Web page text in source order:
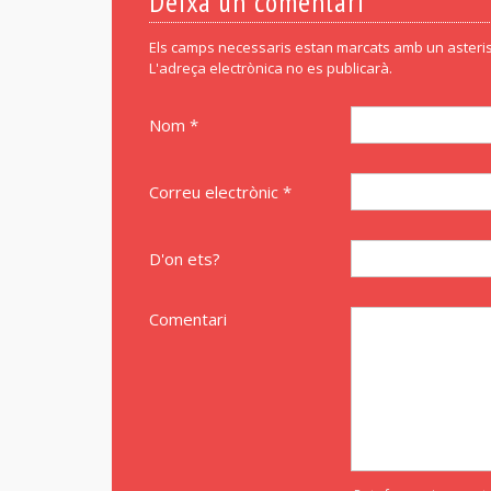
Els camps necessaris estan marcats amb un
L'adreça electrònica no es publicarà.
Nom *
Correu electrònic *
D'on ets?
Comentari